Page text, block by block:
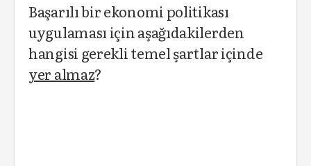
Başarılı bir ekonomi politikası
uygulaması için aşağıdakilerden
hangisi gerekli temel şartlar içinde
yer almaz?